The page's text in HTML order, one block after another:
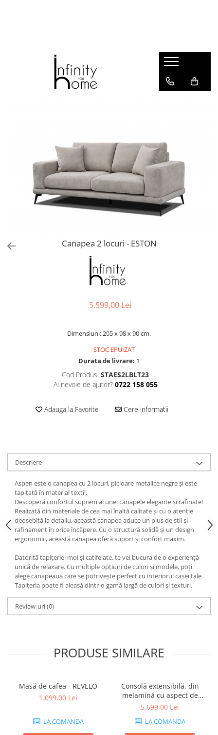
Biblioteci și rafturi
Masute auxiliare
Taburete și pufi
Masute de cafea
Canapele
Mobila dormitor
Comode dormitor
Covoare dormitor
Noptiere
Scaune de bar / insula
Oglinzi hol
Ceasuri
Accesorii decorative
Oglinzi
Rame foto
Ghivece si jardiniere
Accesorii pentru servire
Textile pentru casa
Home Office
Designers' Choice
Canapea 2 locuri - ESTON
5.599,00 Lei
Dimensiuni: 205 x 98 x 90 cm.
STOC EPUIZAT
Durata de livrare: 1
Cod Produs: STAES2LBLT23
Ai nevoie de ajutor? 0722 158 055
Adauga la Favorite Cere informatii
Descriere
Aspen este o canapea cu 2 locuri, picioare metalice negre și este
tapițată în material textil.
Descoperă confortul suprem al unei canapele elegante și rafinate!
Realizată din materiale de cea mai înaltă calitate și cu o atenție
deosebită la detaliu, această canapea aduce un plus de stil și
rafinament în orice încăpere. Cu o structură solidă și un design
ergonomic, această canapea oferă suport și confort maxim.
Datorită tapițeriei moi și catifelate, te vei bucura de o experiență
unică de relaxare. Cu multiple opțiuni de culori și modele, poți
alege canapeaua care se potrivește perfect cu interiorul casei tale.
Tapițeria poate fi aleasă dintr-o gamă largă de culori și texturi.
Review-uri(0)
PRODUSE SIMILARE
Masă de cafea - REVELO
1.099,00 Lei
LA COMANDA
Consolă extensibilă, din
melamină cu aspect de
frasin alb - ANGELICA
5.699,00 Lei
LA COMANDA